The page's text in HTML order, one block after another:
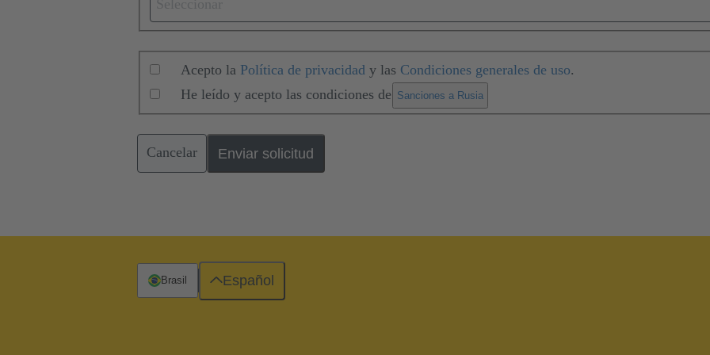
Acepto la Política de privacidad y las Condiciones generales de uso.
He leído y acepto las condiciones de Sanciones a Rusia
Cancelar Enviar solicitud
Brasil Español